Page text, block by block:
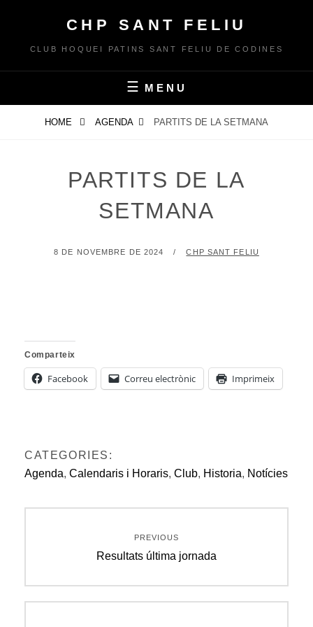
content
CHP SANT FELIU
CLUB HOQUEI PATINS SANT FELIU DE CODINES
MENU
HOME AGENDA PARTITS DE LA SETMANA
PARTITS DE LA
SETMANA
POSTED
8 DE NOVEMBRE DE 2024 BY
CHP SANT FELIU
Comparteix
Facebook Correu electrònic Imprimeix
CATEGORIES:
Agenda, Calendaris i Horaris, Club, Historia, Notícies
d'entrades
PREVIOUS
Previous
Resultats última jornada